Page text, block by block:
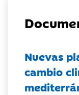
Nuevas
cambio